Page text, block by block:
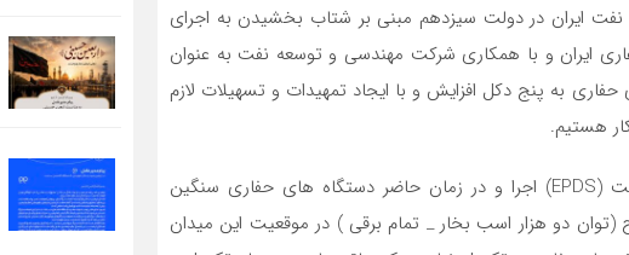
ایران در دولت سیزدهم مبنی بر شتاب بخشیدن به اجرای
ایران و با همکاری شرکت مهندسی و توسعه نفت به عنوان
به پنج دکل افزایش و با ایجاد تمهیدات و تسهیلات لازم
خاوری نژاد با بیان اینکه این پروژه به‌ صورت کلید در دست (EPDS) اجرا و در زمان حاضر دستگاه های حفاری سنگین
شرکت شامل دکل 28، 37، 43، 74 و 92 فتح (توان دو هزار اسب بخار _ تمام برقی ) در موقعیت این میدان